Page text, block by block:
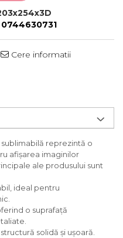
0744630731
Cere informatii
reprezintă o
afișarea imaginilor
ale produsului sunt
ideal pentru
o suprafață
solidă și ușoară.